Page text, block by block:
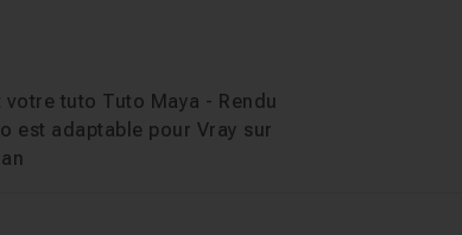
tuto Tuto Maya - Rendu
est adaptable pour Vray sur